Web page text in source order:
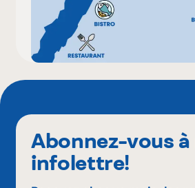
Abonnez-vous
infolettre!